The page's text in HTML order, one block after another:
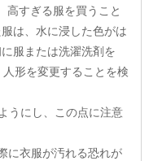
高すぎる服を買うこと
は、水に浸した色がは
服または洗濯洗剤を
形を変更することを検
うにし、この点に注意
に衣服が汚れる恐れが